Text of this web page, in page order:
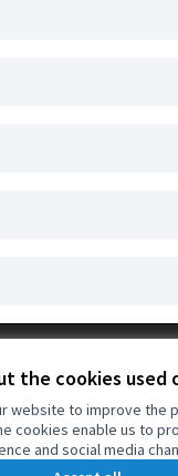
the cookies used
website to improve the
cookies enable us to
and social media
la langueElegir el